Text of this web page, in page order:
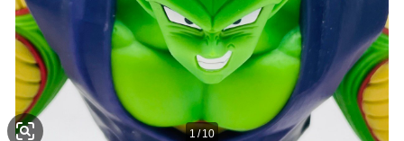
1/10